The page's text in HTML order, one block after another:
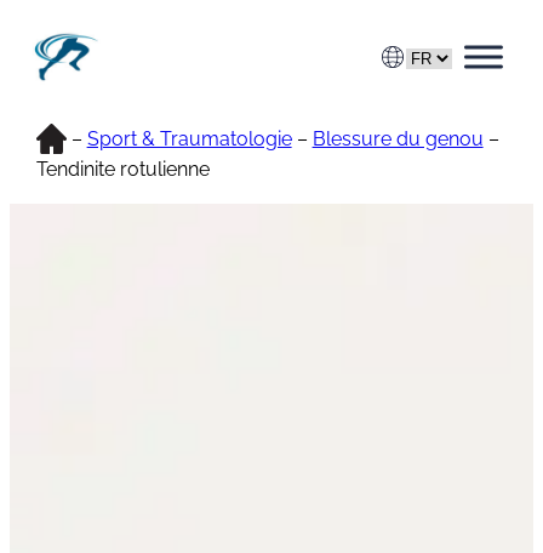
contenu
Accueil
– Sport & Traumatologie– Blessure du genou –
Tendinite rotulienne